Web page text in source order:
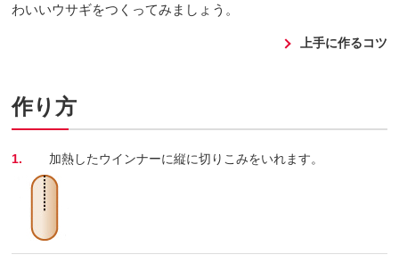
わいいウサギをつくってみましょう。
上手に作るコツ
作り方
1. 加熱したウインナーに縦に切りこみをいれます。